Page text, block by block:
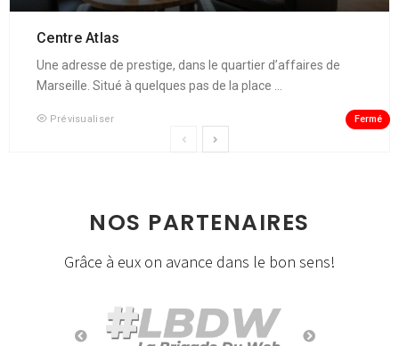
Centre Atlas
Une adresse de prestige, dans le quartier d’affaires de
Marseille. Situé à quelques pas de la place ...
Prévisualiser Fermé
NOS PARTENAIRES
Grâce à eux on avance dans le bon sens!